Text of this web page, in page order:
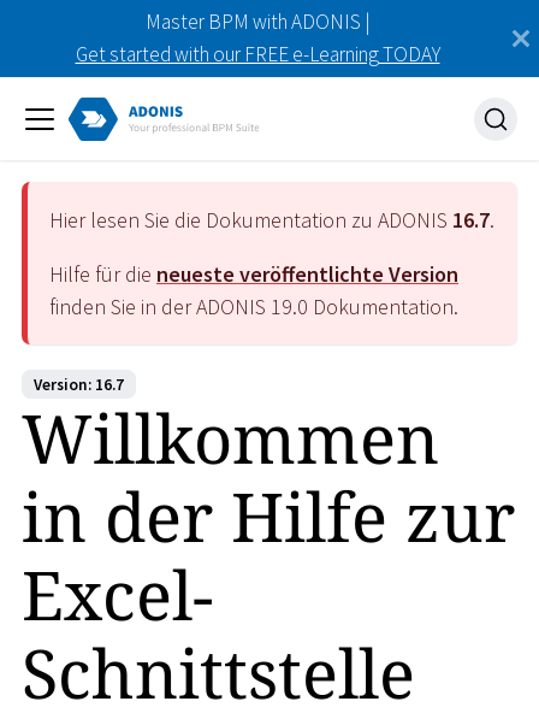
Master BPM with ADONIS |
Get started with our FREE e-Learning TODAY
Hier lesen Sie die Dokumentation zu ADONIS 16.7.
Hilfe für die neueste veröffentlichte Version
finden Sie in der ADONIS 19.0 Dokumentation.
Version: 16.7
Willkommen
in der Hilfe zur
Excel-
Schnittstelle